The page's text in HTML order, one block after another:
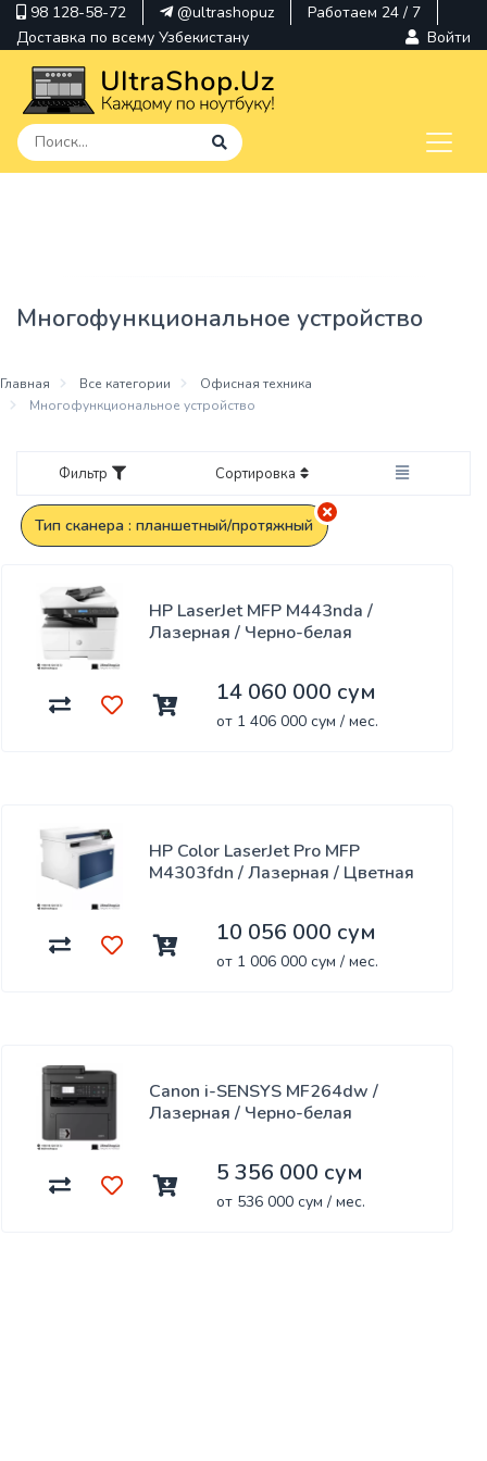
98 128-58-72 @ultrashopuz
Работаем 24 / 7
Доставка по всему Узбекистану
Войти
Hp
Многофункциональное устройство
Главная Все категории
Офисная техника
Многофункциональное устройство
Фильтр Сортировка
Тип сканера : планшетный/протяжный
HP LaserJet MFP M443nda /
Лазерная / Черно-белая
14 060 000 сум
от 1 406 000 сум / мес.
HP Color LaserJet Pro MFP
M4303fdn / Лазерная / Цветная
10 056 000 сум
от 1 006 000 сум / мес.
Canon i-SENSYS MF264dw /
Лазерная / Черно-белая
5 356 000 сум
от 536 000 сум / мес.